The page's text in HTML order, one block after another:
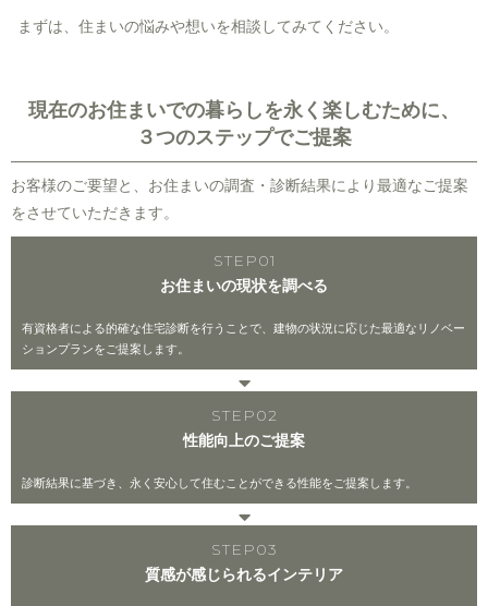
まずは、住まいの悩みや想いを相談してみてください。
現在のお住まいでの暮らしを永く楽しむために、
３つのステップでご提案
お客様のご要望と、お住まいの調査・診断結果により最適なご提案
をさせていただきます。
STEP01
お住まいの現状を調べる
有資格者による的確な住宅診断を行うことで、建物の状況に応じた最適なリノベー
ションプランをご提案します。
STEP02
性能向上のご提案
診断結果に基づき、永く安心して住むことができる性能をご提案します。
STEP03
質感が感じられるインテリア